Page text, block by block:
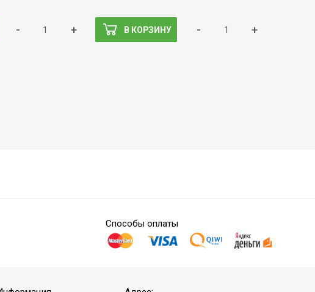
- + В КОРЗИНУ - +
Способы оплаты